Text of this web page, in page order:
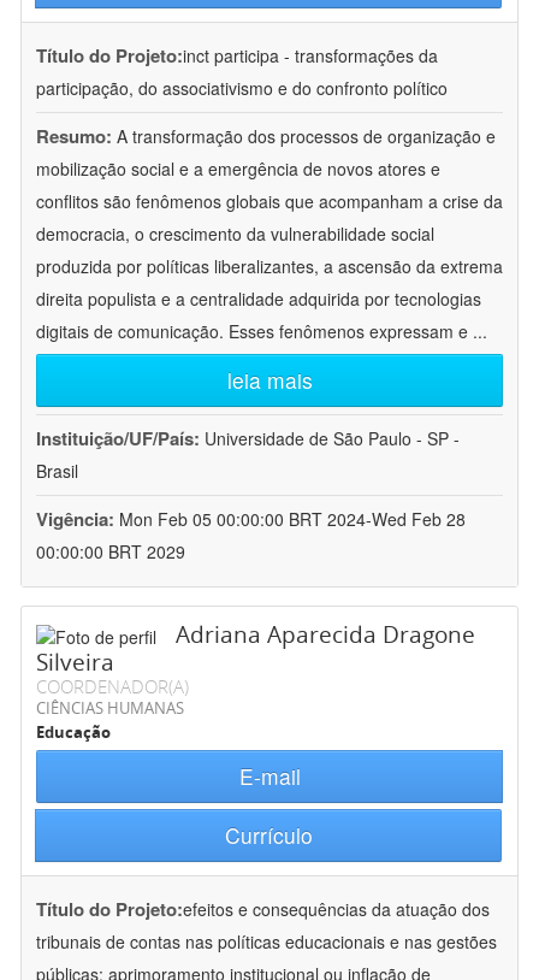
Título do Projeto:inct participa - transformações da
participação, do associativismo e do confronto político
Resumo: A transformação dos processos de organização e
mobilização social e a emergência de novos atores e
conflitos são fenômenos globais que acompanham a crise da
democracia, o crescimento da vulnerabilidade social
produzida por políticas liberalizantes, a ascensão da extrema
direita populista e a centralidade adquirida por tecnologias
digitais de comunicação. Esses fenômenos expressam e ...
leia mais
Instituição/UF/País: Universidade de São Paulo - SP -
Brasil
Vigência: Mon Feb 05 00:00:00 BRT 2024-Wed Feb 28
00:00:00 BRT 2029
Adriana Aparecida Dragone
Silveira
COORDENADOR(A)
CIÊNCIAS HUMANAS
Educação
E-mail
Currículo
Título do Projeto:efeitos e consequências da atuação dos
tribunais de contas nas políticas educacionais e nas gestões
públicas: aprimoramento institucional ou inflação de